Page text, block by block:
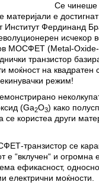
Се чинеше
материјали е
Институт Фердинанд
исчекор
МОСФЕТ (Metal-
транзистор
моќност на
режим!
(Ga2O3) како
се користеа други
транзистор се
е “вклучен“ и огромна
ефикасност,
електрични моќности.